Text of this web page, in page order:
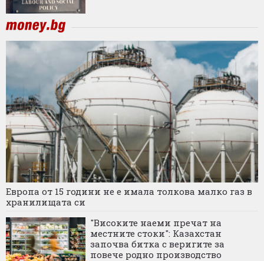
Европа от 15 години не е имала толкова малко газ в
хранилищата си
"Високите наеми пречат на
местните стоки": Казахстан
започва битка с веригите за
повече родно производство